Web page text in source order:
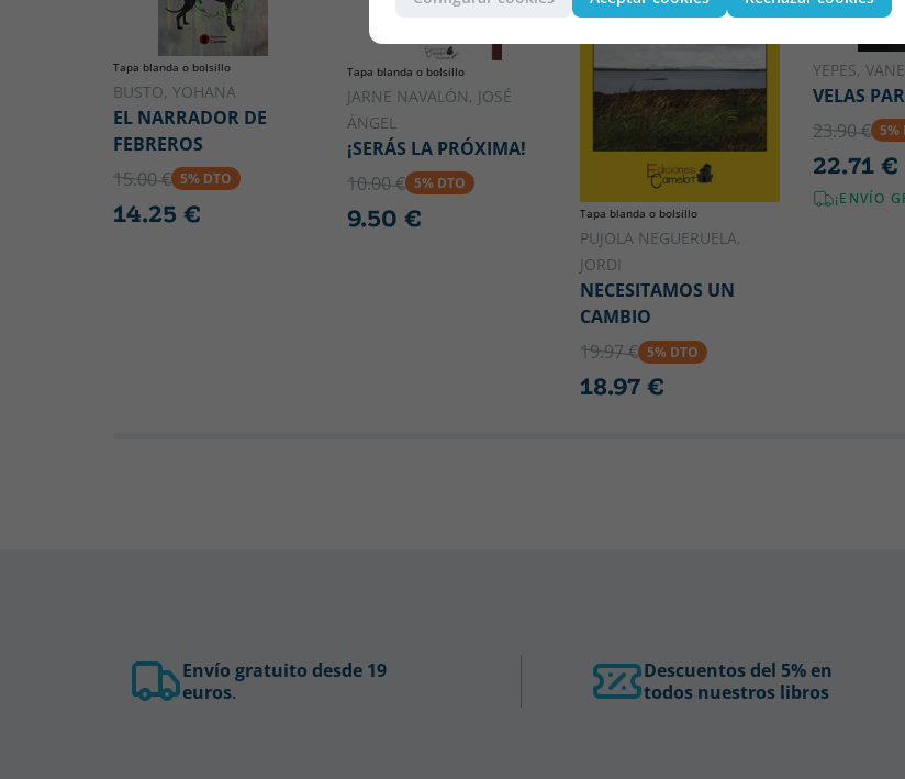
Tapa blanda o bolsillo
BUSTO, YOHANA
EL NARRADOR DE
FEBREROS
15.00 € 5% DTO
14.25 €
Tapa blanda o bolsillo
JARNE NAVALÓN, JOSÉ
ÁNGEL
¡SERÁS LA PRÓXIMA!
10.00 € 5% DTO
9.50 € Tapa blanda o bolsillo
PUJOLA NEGUERUELA,
JORDI
NECESITAMOS UN
CAMBIO
19.97 € 5% DTO
18.97 €
YEPES,
VELAS
23.90 € 5%
22.71 €
¡ENVÍO
Envío gratuito desde 19
euros.
Descuentos del 5% en
todos nuestros libros